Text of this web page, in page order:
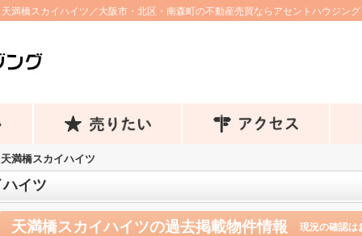
天満橋スカイハイツ／大阪市・北区・南森町の不動産売買ならアセントハウジング
天満橋スカイハイツ
イツ
天満橋スカイハイツの過去掲載物件情報 現況の確認は